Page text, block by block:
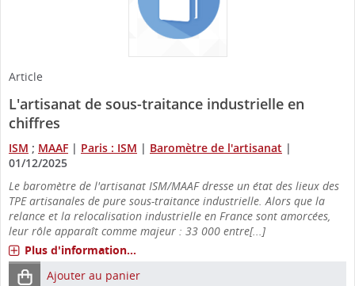
Article
L'artisanat de sous-traitance industrielle en
chiffres
ISM ; MAAF | Paris : ISM | Baromètre de l'artisanat |
01/12/2025
Le baromètre de l'artisanat ISM/MAAF dresse un état des lieux des
TPE artisanales de pure sous-traitance industrielle. Alors que la
relance et la relocalisation industrielle en France sont amorcées,
leur rôle apparaît comme majeur : 33 000 entre[...]
Plus d'information...
Ajouter au panier